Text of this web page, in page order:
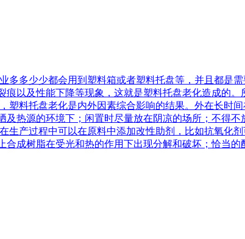
多多少少都会用到塑料箱或者塑料托盘等，并且都是
以及性能下降等现象，这就是塑料托盘老化造成的
塑料托盘老化是内外因素综合影响的结果。外在长时
热源的环境下；闲置时尽量放在阴凉的场所；不得
生产过程中可以在原料中添加改性助剂，比如抗氧化
成树脂在受光和热的作用下出现分解和破坏；恰当